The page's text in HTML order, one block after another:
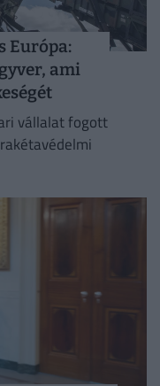
Európa:
ami
vállalat fogott